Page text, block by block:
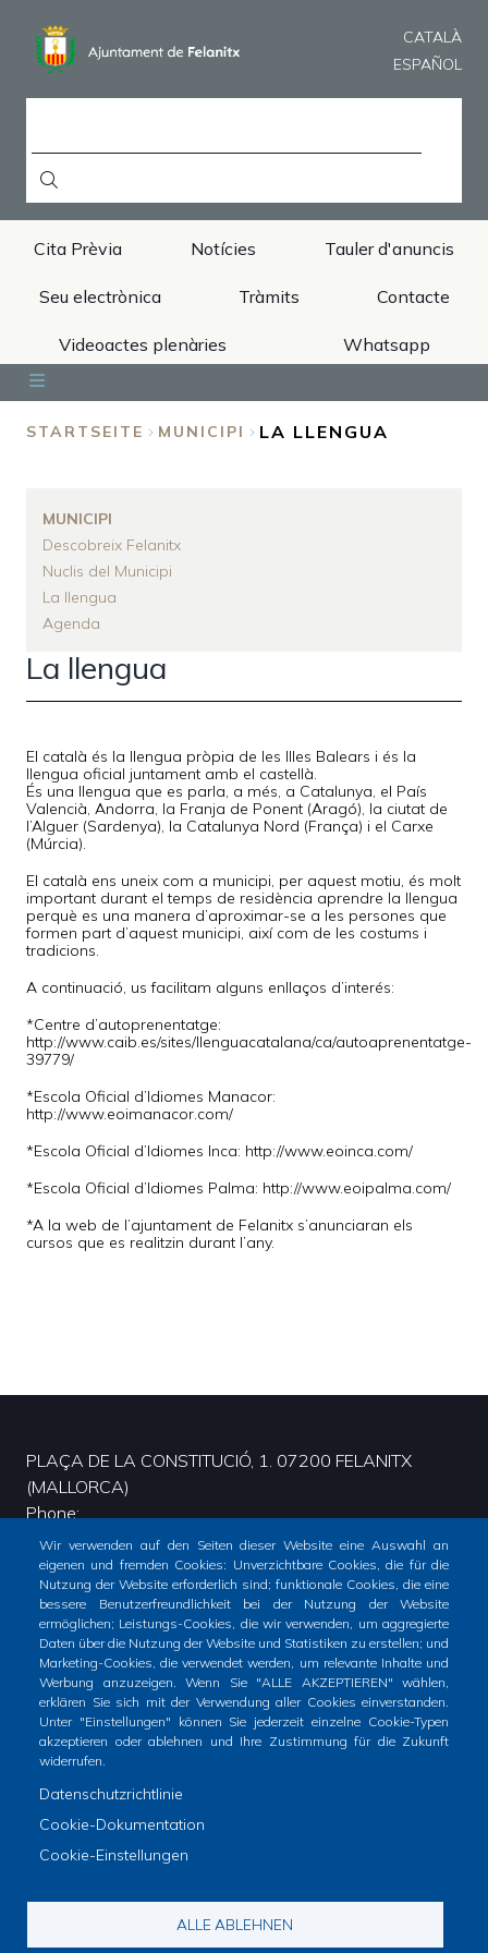
CATALÀ
ESPAÑOL
Cita Prèvia Notícies Tauler d'anuncis
Seu electrònica Tràmits Contacte
Videoactes plenàries Whatsapp
STARTSEITE MUNICIPI LA LLENGUA
MUNICIPI
Descobreix Felanitx
Nuclis del Municipi
La llengua
Agenda
La llengua
El català és la llengua pròpia de les Illes Balears i és la
llengua oficial juntament amb el castellà.
És una llengua que es parla, a més, a Catalunya, el País
Valencià, Andorra, la Franja de Ponent (Aragó), la ciutat de
l’Alguer (Sardenya), la Catalunya Nord (França) i el Carxe
(Múrcia).
El català ens uneix com a municipi, per aquest motiu, és molt
important durant el temps de residència aprendre la llengua
perquè es una manera d’aproximar-se a les persones que
formen part d’aquest municipi, així com de les costums i
tradicions.
A continuació, us facilitam alguns enllaços d’interés:
*Centre d’autoprenentatge:
http://www.caib.es/sites/llenguacatalana/ca/autoaprenentatge-
39779/
*Escola Oficial d’Idiomes Manacor:
http://www.eoimanacor.com/
*Escola Oficial d’Idiomes Inca: http://www.eoinca.com/
*Escola Oficial d’Idiomes Palma: http://www.eoipalma.com/
*A la web de l’ajuntament de Felanitx s’anunciaran els
cursos que es realitzin durant l’any.
Footer
menu
1
PLAÇA DE LA CONSTITUCIÓ, 1. 07200 FELANITX
(MALLORCA)
Phone
+34 971 58 00 51 - CIF: P0702200G FACTURACIÓ - FACE:
L01070223.
Wir verwenden auf den Seiten dieser Website eine Auswahl an
eigenen und fremden Cookies: Unverzichtbare Cookies, die für die
Nutzung der Website erforderlich sind; funktionale Cookies, die eine
bessere Benutzerfreundlichkeit bei der Nutzung der Website
ermöglichen; Leistungs-Cookies, die wir verwenden, um aggregierte
Daten über die Nutzung der Website und Statistiken zu erstellen; und
Marketing-Cookies, die verwendet werden, um relevante Inhalte und
Werbung anzuzeigen. Wenn Sie "ALLE AKZEPTIEREN" wählen,
erklären Sie sich mit der Verwendung aller Cookies einverstanden.
Unter "Einstellungen" können Sie jederzeit einzelne Cookie-Typen
akzeptieren oder ablehnen und Ihre Zustimmung für die Zukunft
widerrufen.
Datenschutzrichtlinie
Cookie-Dokumentation
Cookie-Einstellungen
ALLE ABLEHNEN
© Ajuntament de Felanitx
Declaració d'accesibilitat